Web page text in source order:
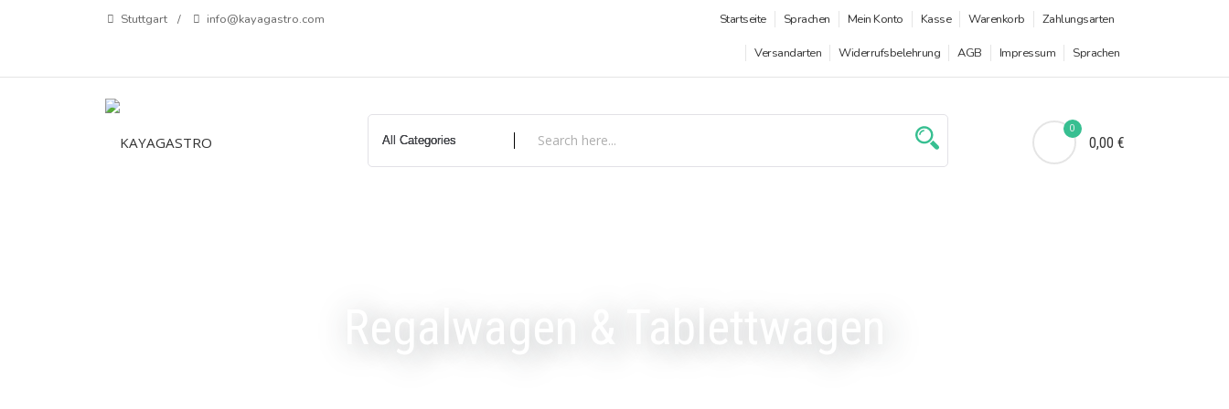
Stuttgart info@kayagastro.com Startseite Sprachen Mein Konto Kasse Warenkorb Zahlungsarten
Versandarten Widerrufsbelehrung AGB Impressum Sprachen
0
0,00 €
Regalwagen & Tablettwagen